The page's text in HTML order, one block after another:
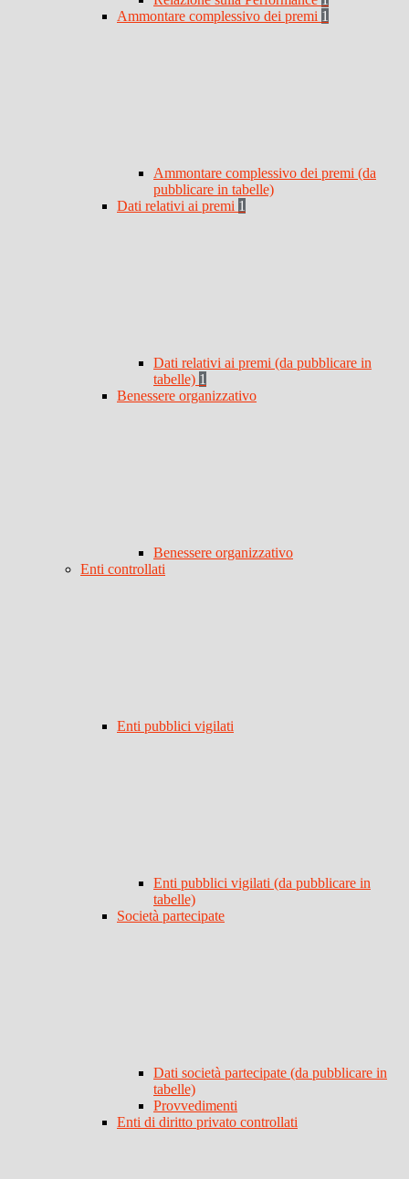
Ammontare complessivo dei premi 1
Ammontare complessivo dei premi (da
pubblicare in tabelle)
Dati relativi ai premi 1
Dati relativi ai premi (da pubblicare in
tabelle) 1
Benessere organizzativo
Benessere organizzativo
Enti controllati
Enti pubblici vigilati
Enti pubblici vigilati (da pubblicare in
tabelle)
Società partecipate
Dati società partecipate (da pubblicare in
tabelle)
Provvedimenti
Enti di diritto privato controllati